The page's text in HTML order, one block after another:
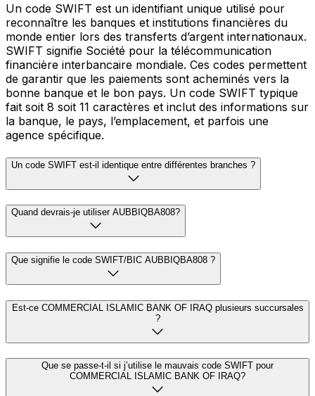
Un code SWIFT est un identifiant unique utilisé pour
reconnaître les banques et institutions financières du
monde entier lors des transferts d’argent internationaux.
SWIFT signifie Société pour la télécommunication
financière interbancaire mondiale. Ces codes permettent
de garantir que les paiements sont acheminés vers la
bonne banque et le bon pays. Un code SWIFT typique
fait soit 8 soit 11 caractères et inclut des informations sur
la banque, le pays, l’emplacement, et parfois une
agence spécifique.
Un code SWIFT est-il identique entre différentes branches ?
Quand devrais-je utiliser AUBBIQBA808?
Que signifie le code SWIFT/BIC AUBBIQBA808 ?
Est-ce COMMERCIAL ISLAMIC BANK OF IRAQ plusieurs succursales
?
Que se passe-t-il si j’utilise le mauvais code SWIFT pour
COMMERCIAL ISLAMIC BANK OF IRAQ?